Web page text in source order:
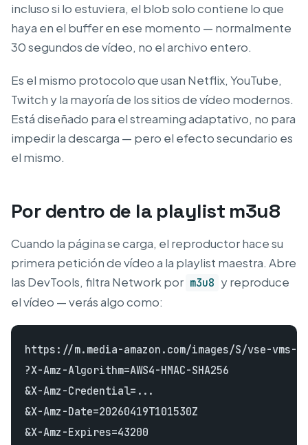
incluso si lo estuviera, el blob solo contiene lo que
haya en el buffer en ese momento — normalmente
30 segundos de vídeo, no el archivo entero.
Es el mismo protocolo que usan Netflix, YouTube,
Twitch y la mayoría de los sitios de vídeo modernos.
Está diseñado para el streaming adaptativo, no para
impedir la descarga — pero el efecto secundario es
el mismo.
Por dentro de la playlist m3u8
Cuando la página se carga, el reproductor hace su
primera petición de vídeo a la playlist maestra. Abre
las DevTools, filtra Network por m3u8 y reproduce
el vídeo — verás algo como:
https://m.media-amazon.com/images/S/vse-
?X-Amz-Algorithm=AWS4-HMAC-SHA256
&X-Amz-Credential=...
&X-Amz-Date=20260419T101530Z
&X-Amz-Expires=43200